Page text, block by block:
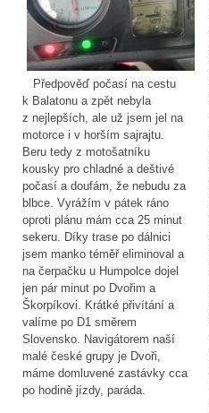
Předpověď počasí na cestu
k Balatonu a zpět nebyla
z nejlepších, ale už jsem jel na
motorce i v horším sajrajtu.
Beru tedy z motošatníku
kousky pro chladné a deštivé
počasí a doufám, že nebudu za
blbce. Vyrážím v pátek ráno
oproti plánu mám cca 25 minut
sekeru. Díky trase po dálnici
jsem manko téměř eliminoval a
na čerpačku u Humpolce dojel
jen pár minut po Dvořim a
Škorpíkovi. Krátké přivítání a
valíme po D1 směrem
Slovensko. Navigátorem naší
malé české grupy je Dvoři,
máme domluvené zastávky cca
po hodině jízdy, paráda.